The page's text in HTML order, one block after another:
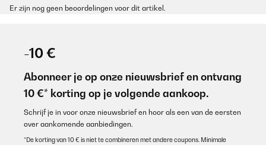
Er zijn nog geen beoordelingen voor dit artikel.
-10 €
Abonneer je op onze nieuwsbrief en ontvang
10 €* korting op je volgende aankoop.
Schrijf je in voor onze nieuwsbrief en hoor als een van de eersten
over aankomende aanbiedingen.
*De korting van 10 € is niet te combineren met andere coupons. Minimale